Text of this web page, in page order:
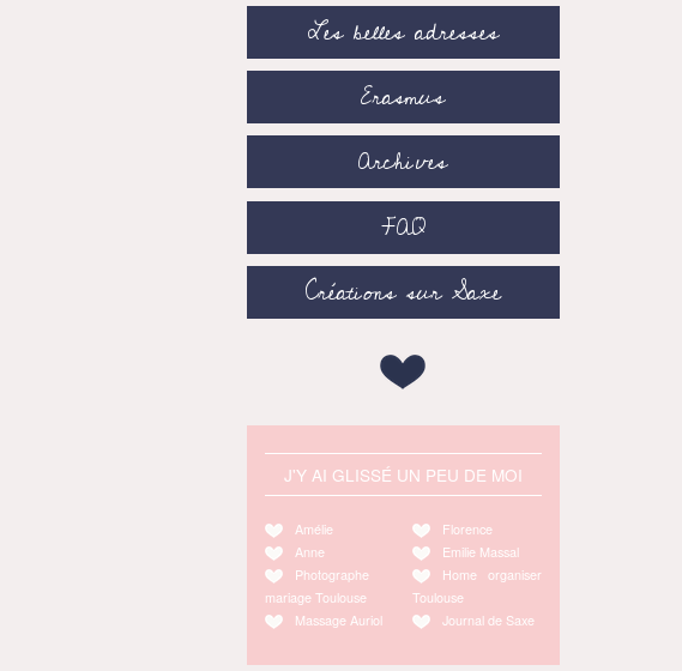
Les belles adresses
Erasmus
Archives
FAQ
Créations sur Saxe
J'Y AI GLISSÉ UN PEU DE MOI
Amélie
Anne
Photographe
mariage Toulouse
Massage Auriol
Florence
Emilie Massal
Home organiser
Toulouse
Journal de Saxe